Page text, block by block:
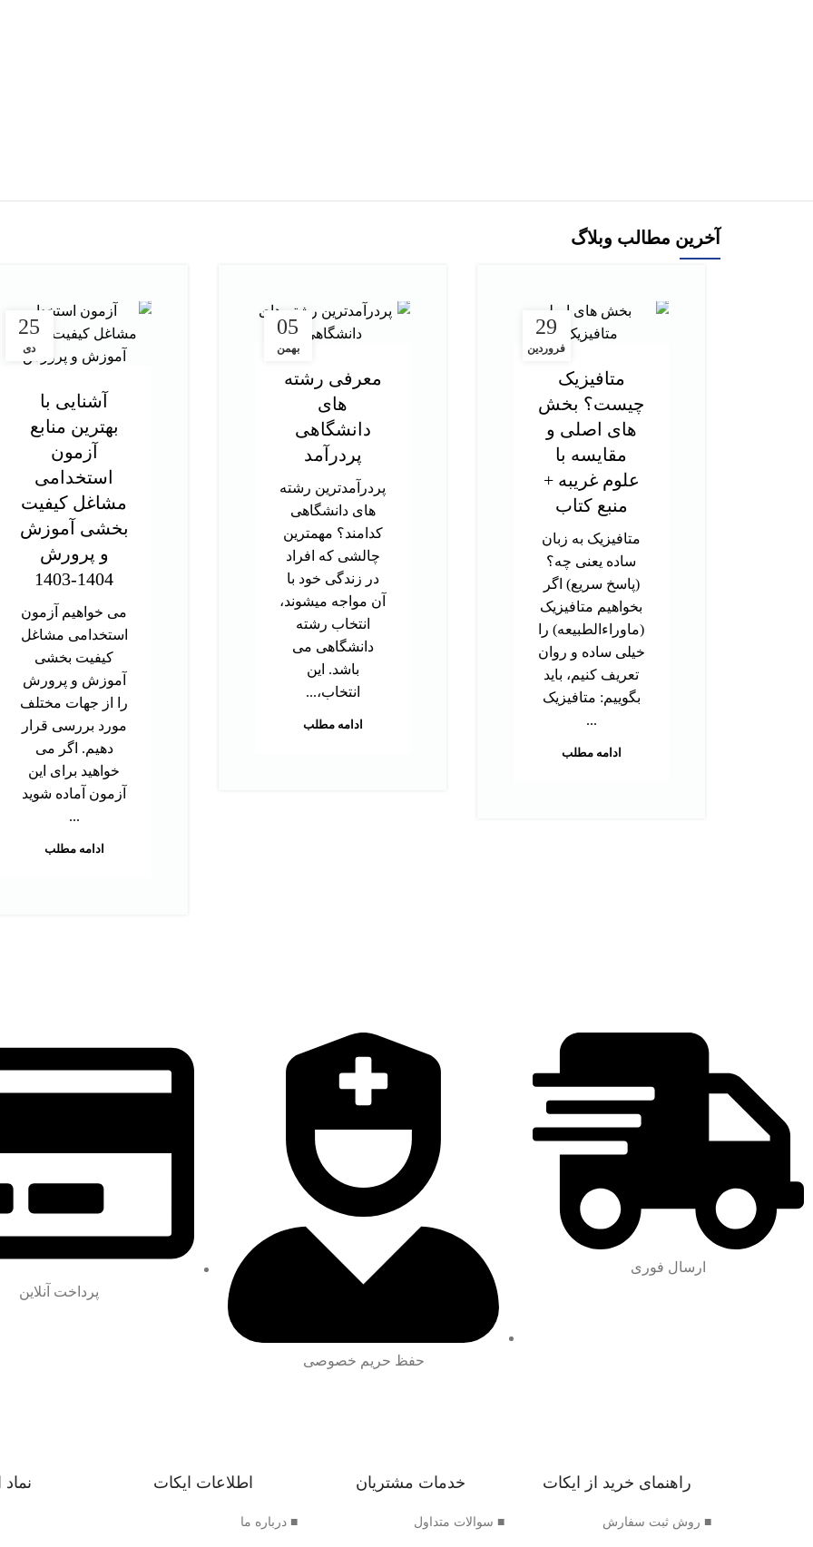
آخرین مطالب وبلاگ
29
فروردین
متافیزیک
چیست؟ بخش
های اصلی و
مقایسه با
علوم غریبه +
منبع کتاب
متافیزیک به زبان
ساده یعنی چه؟
(پاسخ سریع) اگر
بخواهیم متافیزیک
(ماوراءالطبیعه) را
خیلی ساده و روان
تعریف کنیم، باید
بگوییم: متافیزیک
...
ادامه مطلب
05
بهمن
معرفی رشته
های
دانشگاهی
پردرآمد
پردرآمدترین رشته
های دانشگاهی
کدامند؟ مهمترین
چالشی که افراد
در زندگی خود با
آن مواجه میشوند،
انتخاب رشته
دانشگاهی می
باشد. این
انتخاب،...
ادامه مطلب
25
دی
آشنایی با
بهترین منابع
آزمون
استخدامی
مشاغل کیفیت
بخشی آموزش
و پرورش
1404-1403
می خواهیم آزمون
استخدامی مشاغل
کیفیت بخشی
آموزش و پرورش
را از جهات مختلف
مورد بررسی قرار
دهیم. اگر می
خواهید برای این
آزمون آماده شوید
...
ادامه مطلب
ارسال فوری
حفظ حریم خصوصی
پرداخت آنلاین
راهنمای خرید از ایکات
■ روش ثبت سفارش
خدمات مشتریان
■ سوالات متداول
اطلاعات ایکات
■ درباره ما
نماد